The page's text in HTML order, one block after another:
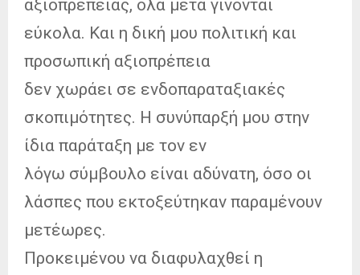
αξιοπρέπειας, όλα μετά γίνονται
εύκολα. Και η δική μου πολιτική και
προσωπική αξιοπρέπεια
δεν χωράει σε ενδοπαραταξιακές
σκοπιμότητες. Η συνύπαρξή μου στην
ίδια παράταξη με τον εν
λόγω σύμβουλο είναι αδύνατη, όσο οι
λάσπες που εκτοξεύτηκαν παραμένουν
μετέωρες.
Προκειμένου να διαφυλαχθεί η